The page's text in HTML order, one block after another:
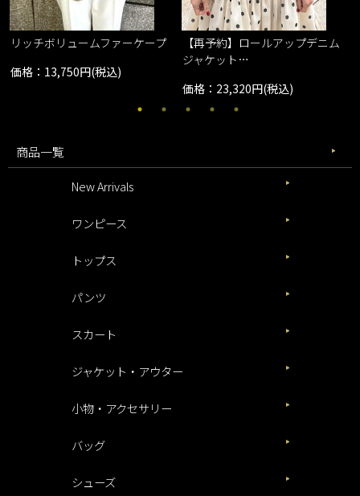
リッチボリュームファーケープ
価格：13,750円(税込)
【再予約】ロールアップデニム
ジャケット…
価格：23,320円(税込)
商品一覧
New Arrivals
ワンピース
トップス
パンツ
スカート
ジャケット・アウター
小物・アクセサリー
バッグ
シューズ